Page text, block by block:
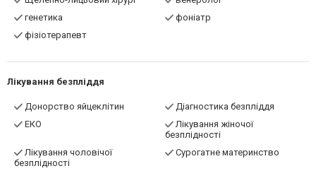
Хірург торакальний
Хірург-флеболог
Щелепно-лицьовий хірург
венеролог
генетика
фізіотерапевт
Лікування безпліддя
Донорство яйцеклітин
Діагностика безпліддя
ЕКО
Лікування жіночої
безплідності